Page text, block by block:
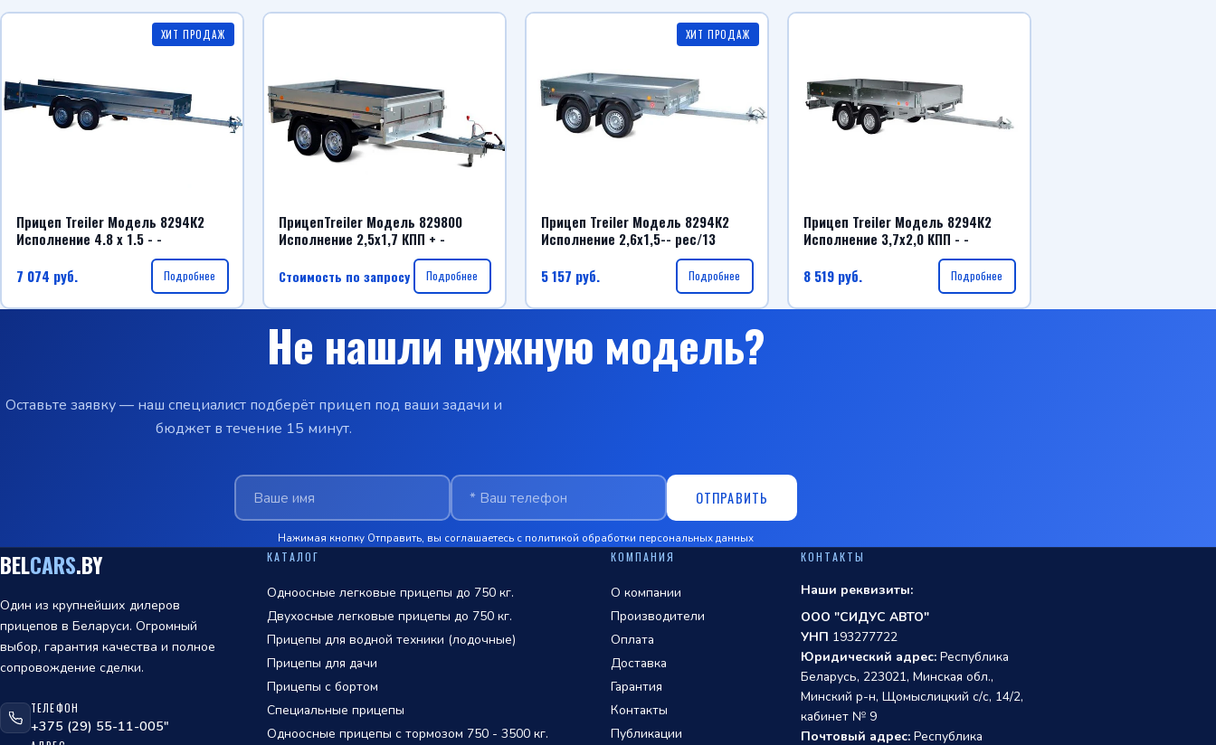
ХИТ ПРОДАЖ
Прицеп Treiler Модель 8294К2
Исполнение 4.8 x 1.5 - -
7 074 руб. Подробнее
ПрицепTreiler Модель 829800
Исполнение 2,5х1,7 КПП + -
Стоимость по запросу Подробнее
ХИТ ПРОДАЖ
Прицеп Treiler Модель 8294К2
Исполнение 2,6х1,5-- рес/13
5 157 руб. Подробнее
Прицеп Treiler Модель 8294К2
Исполнение 3,7х2,0 КПП - -
8 519 руб. Подробнее
Не нашли нужную модель?
Оставьте заявку — наш специалист подберёт прицеп под ваши задачи и
бюджет в течение 15 минут.
ОТПРАВИТЬ
Нажимая кнопку Отправить, вы соглашаетесь с политикой обработки персональных данных
BELCARS.BY
Один из крупнейших дилеров
прицепов в Беларуси. Огромный
выбор, гарантия качества и полное
сопровождение сделки.
ТЕЛЕФОН
+375 (29) 55-11-005"
КАТАЛОГ
Одноосные легковые прицепы до 750 кг.
Двухосные легковые прицепы до 750 кг.
Прицепы для водной техники (лодочные)
Прицепы для дачи
Прицепы с бортом
Специальные прицепы
Одноосные прицепы с тормозом 750 - 3500 кг.
КОМПАНИЯ
О компании
Производители
Оплата
Доставка
Гарантия
Контакты
Публикации
КОНТАКТЫ
Наши реквизиты:
ООО "СИДУС АВТО"
УНП 193277722
Юридический адрес: Республика
Беларусь, 223021, Минская обл.,
Минский р-н, Щомыслицкий с/с, 14/2,
кабинет № 9
Почтовый адрес: Республика